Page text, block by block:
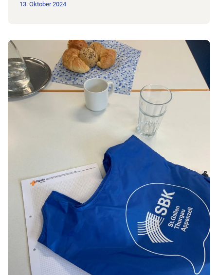
13. Oktober 2024
Zum Beitrag Treffen auf der SBK-Geschäftsstelle